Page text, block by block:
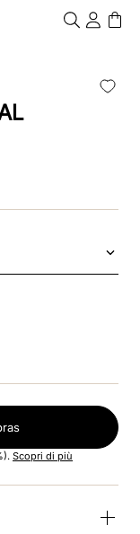
Scopri di più